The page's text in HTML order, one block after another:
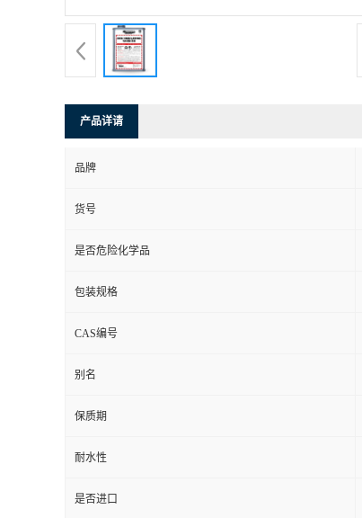
产品详请
品牌
货号
是否危险化学品
包装规格
CAS编号
别名
保质期
耐水性
是否进口